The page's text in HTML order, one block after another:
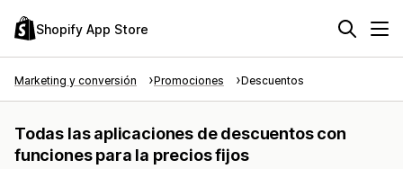
Shopify App Store
Marketing y conversión Promociones Descuentos
Todas las aplicaciones de descuentos con
funciones para la precios fijos